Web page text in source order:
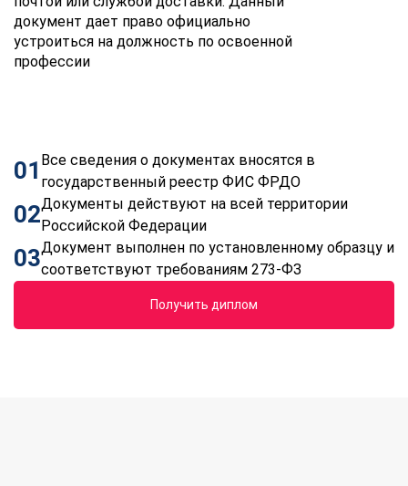
документ дает право официально
устроиться на должность по освоенной
профессии
01 Все сведения о документах вносятся в
государственный реестр ФИС ФРДО
02Документы действуют на всей территории
Российской Федерации
03Документ выполнен по установленному образцу и
соответствуют требованиям 273-ФЗ
Получить диплом